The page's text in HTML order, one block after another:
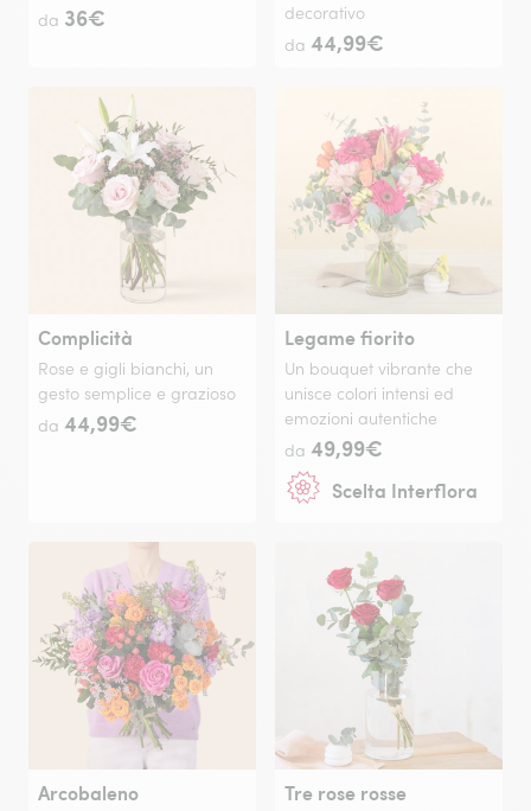
da 36€
decorativo
da 44,99€
Complicità
Rose e gigli bianchi, un
gesto semplice e grazioso
da 44,99€
Legame fiorito
Un bouquet vibrante che
unisce colori intensi ed
emozioni autentiche
da 49,99€
Scelta Interflora
Arcobaleno Tre rose rosse